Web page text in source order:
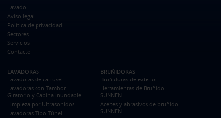
Lavado
Aviso legal
Política de privacidad
Sectores
Servicios
Contacto
LAVADORAS
Lavadoras de carrusel
Lavadoras con Tambor
Giratorio y Cabina inundable
Limpieza por Ultrasonidos
Lavadoras Tipo Túnel
BRUÑIDORAS
Bruñidoras de exterior
Herramientas de Bruñido
SUNNEN
Aceites y abrasivos de bruñido
SUNNEN